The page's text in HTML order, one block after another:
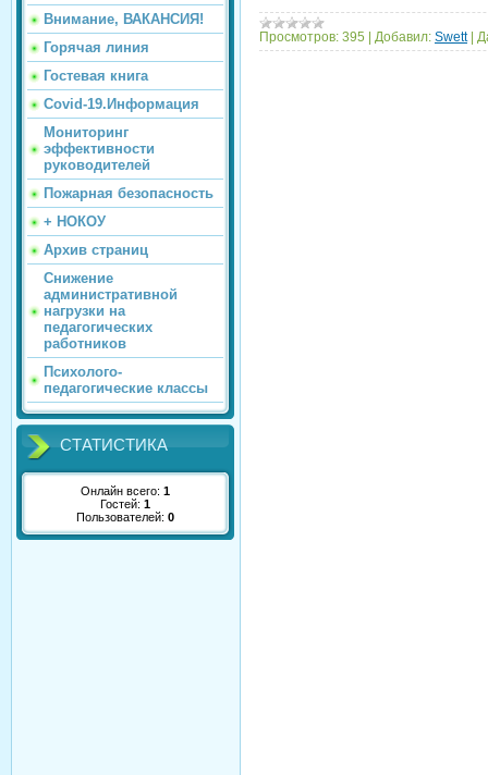
Внимание, ВАКАНСИЯ!
Горячая линия
Гостевая книга
Covid-19.Информация
Мониторинг
эффективности
руководителей
Пожарная безопасность
+ НОКОУ
Архив страниц
Снижение
административной
нагрузки на
педагогических
работников
Психолого-
педагогические классы
СТАТИСТИКА
Онлайн всего: 1
Гостей: 1
Пользователей: 0
Просмотров: 395 Добавил: Swett